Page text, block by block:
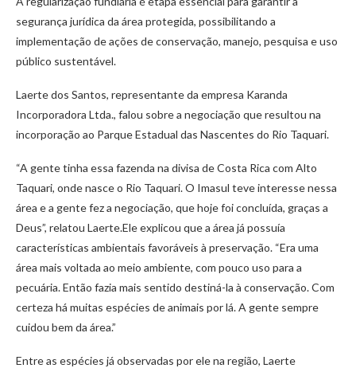
segurança jurídica da área protegida, possibilitando a
implementação de ações de conservação, manejo, pesquisa e uso
público sustentável.
Laerte dos Santos, representante da empresa Karanda
Incorporadora Ltda., falou sobre a negociação que resultou na
incorporação ao Parque Estadual das Nascentes do Rio Taquari.
“A gente tinha essa fazenda na divisa de Costa Rica com Alto
Taquari, onde nasce o Rio Taquari. O Imasul teve interesse nessa
área e a gente fez a negociação, que hoje foi concluída, graças a
Deus”, relatou Laerte.Ele explicou que a área já possuía
características ambientais favoráveis à preservação. “Era uma
área mais voltada ao meio ambiente, com pouco uso para a
pecuária. Então fazia mais sentido destiná-la à conservação. Com
certeza há muitas espécies de animais por lá. A gente sempre
cuidou bem da área.”
Entre as espécies já observadas por ele na região, Laerte